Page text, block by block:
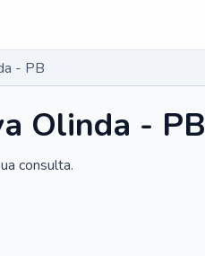
- PB
Olinda - PB
consulta.